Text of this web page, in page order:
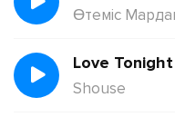
Өтеміс
Love
Shouse